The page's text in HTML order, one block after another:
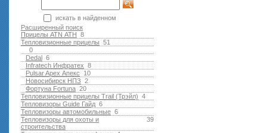
искать в найденном
Расширенный поиск
8
Прицелы ATN АТН
51
Тепловизионные прицелы
0
6
Dedal
8
Infratech Инфратех
10
Pulsar Apex Апекс
2
Новосибирск НПЗ
20
Фортуна Fortuna
4
Тепловизионные прицелы Trail (Трэйл)
6
Тепловизоры Guide Гайд
6
Тепловизоры автомобильные
39
Тепловизоры для охоты и
строительства